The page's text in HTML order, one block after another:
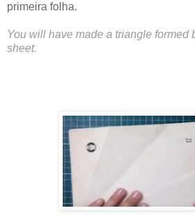
primeira folha.
You will have made a triangle formed
sheet.